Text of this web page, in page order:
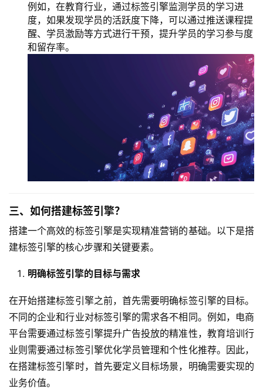
例如，在教育行业，通过标签引擎监测学员的学习进
度，如果发现学员的活跃度下降，可以通过推送课程提
醒、学员激励等方式进行干预，提升学员的学习参与度
和留存率。
三、如何搭建标签引擎？
搭建一个高效的标签引擎是实现精准营销的基础。以下是搭
建标签引擎的核心步骤和关键要素。
明确标签引擎的目标与需求
在开始搭建标签引擎之前，首先需要明确标签引擎的目标。
不同的企业和行业对标签引擎的需求各不相同。例如，电商
平台需要通过标签引擎提升广告投放的精准性，教育培训行
业则需要通过标签引擎优化学员管理和个性化推荐。因此，
在搭建标签引擎时，首先要定义目标场景，明确需要实现的
业务价值。